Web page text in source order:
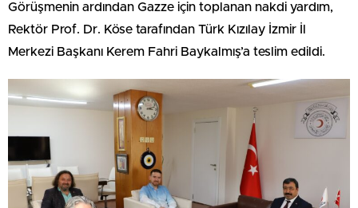
Görüşmenin ardından Gazze için toplanan nakdi yardım,
Rektör Prof. Dr. Köse tarafından Türk Kızılay İzmir İl
Merkezi Başkanı Kerem Fahri Baykalmış’a teslim edildi.